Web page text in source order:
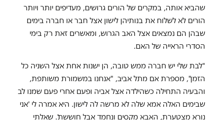
שהביא אותה, במקרים של הורים גרושים, מעדיפים יותר ויותר
הורים לא לשלוח את בנותיהן לישון אצל חבר או חברה בימים
שבהן הם נמצאים אצל האב הגרוש, ומאשרים זאת רק בימי
הסדרי הראייה של האם.
"לבת שלי יש חברה ממש טובה, הן ישנות אחת אצל השניה כל
הזמן", מספרת אם מתל אביב, "אנחנו במשמורת משותפת,
והבעיה התחילה כשהילדה אצל אביה ופעם אחרי פעם שמנו לב
שבימים האלה אמא שלה לא מרשה לה לישון. היא אמרה לי 'אני
נורא מצטערת, האבא מקסים ונחמד אבל חוששת'. שאלתי